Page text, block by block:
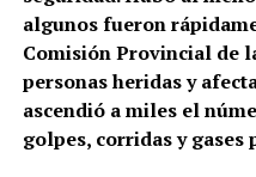
algunos fueron
Comisión Provincial de
personas heridas y
ascendió a miles el
golpes, corridas y